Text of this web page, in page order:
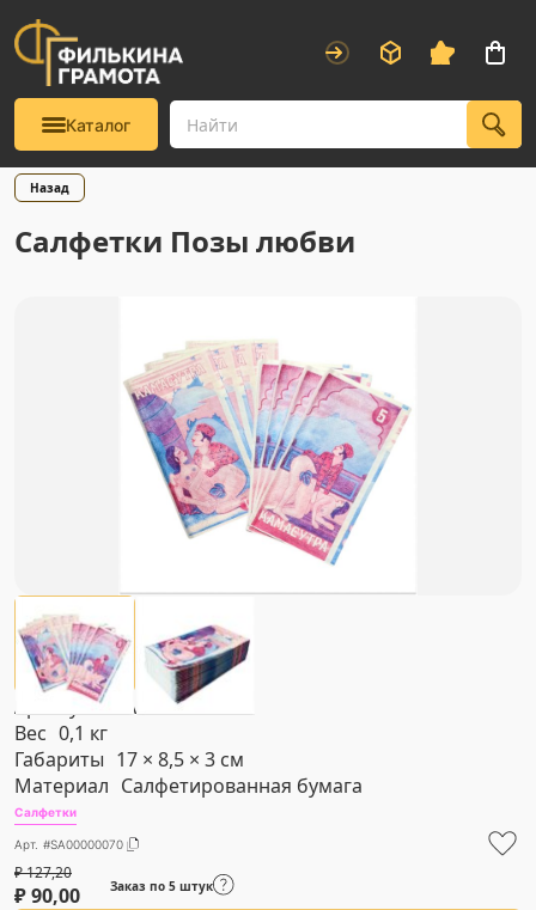
Каталог
Назад
Салфетки Позы любви
Артикул #SA00000070
Вес 0,1 кг
Габариты 17 × 8,5 × 3 см
Материал Салфетированная бумага
Салфетки
Арт. #SA00000070
₽127,20
₽90,00 Заказ по 5 штук